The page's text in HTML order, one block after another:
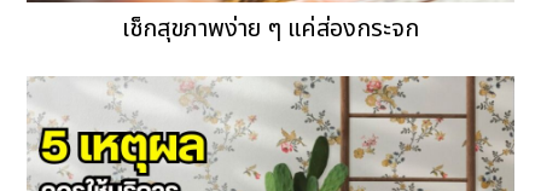
เช็กสุขภาพง่าย ๆ แค่ส่องกระจก